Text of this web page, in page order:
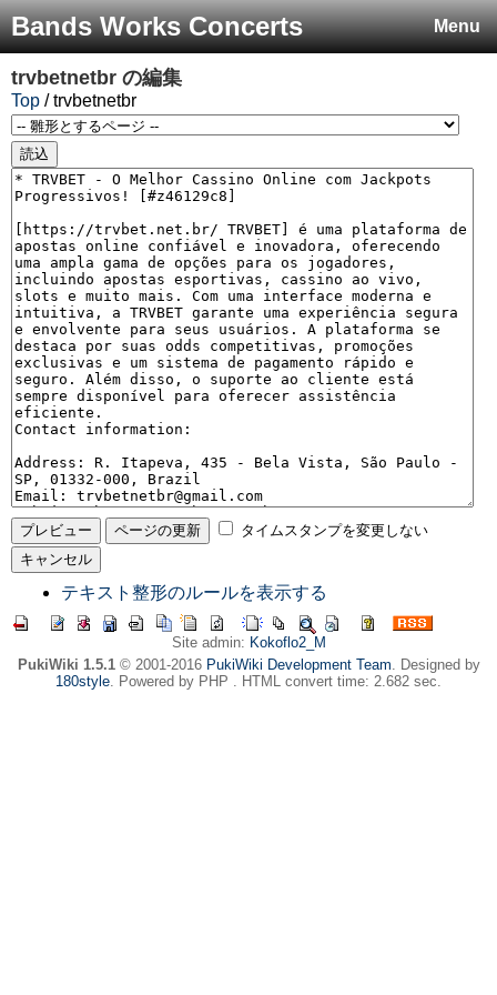
Menu
Bands Works Concerts
trvbetnetbr の編集
Top / trvbetnetbr
タイムスタンプを変更しない
テキスト整形のルールを表示する
Site admin: Kokoflo2_M
PukiWiki 1.5.1© 2001-2016 PukiWiki Development Team. Designed by
180style. Powered by PHP . HTML convert time: 2.682 sec.